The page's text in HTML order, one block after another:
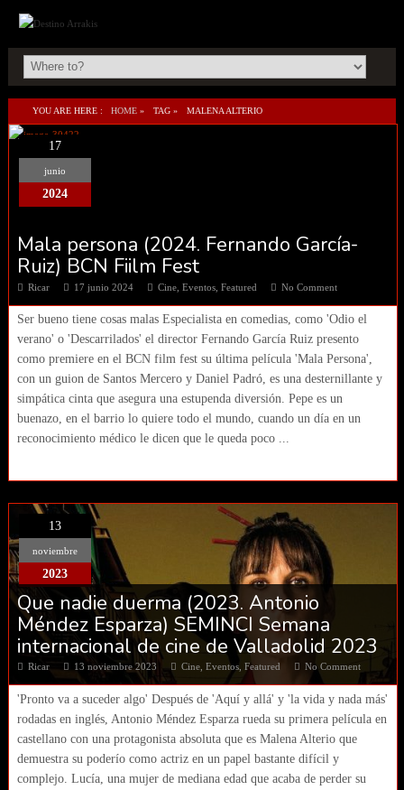
YOU ARE HERE : HOME » TAG » MALENA ALTERIO
17
junio
2024
Mala persona (2024. Fernando García-
Ruiz) BCN Fiilm Fest
Ricar 17 junio 2024 Cine, Eventos, Featured No Comment
Ser bueno tiene cosas malas Especialista en comedias, como 'Odio el
verano' o 'Descarrilados' el director Fernando García Ruiz presento
como premiere en el BCN film fest su última película 'Mala Persona',
con un guion de Santos Mercero y Daniel Padró, es una desternillante y
simpática cinta que asegura una estupenda diversión. Pepe es un
buenazo, en el barrio lo quiere todo el mundo, cuando un día en un
reconocimiento médico le dicen que le queda poco ...
13
noviembre
2023
Que nadie duerma (2023. Antonio
Méndez Esparza) SEMINCI Semana
internacional de cine de Valladolid 2023
Ricar 13 noviembre 2023 Cine, Eventos, Featured No Comment
'Pronto va a suceder algo' Después de 'Aquí y allá' y 'la vida y nada más'
rodadas en inglés, Antonio Méndez Esparza rueda su primera película en
castellano con una protagonista absoluta que es Malena Alterio que
demuestra su poderío como actriz en un papel bastante difícil y
complejo. Lucía, una mujer de mediana edad que acaba de perder su